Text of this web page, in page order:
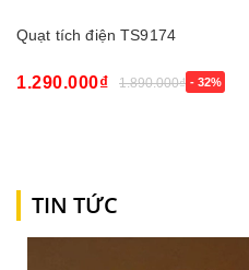
Quạt tích điện TS9174
1.290.000₫ 1.890.000₫ - 32%
TIN TỨC